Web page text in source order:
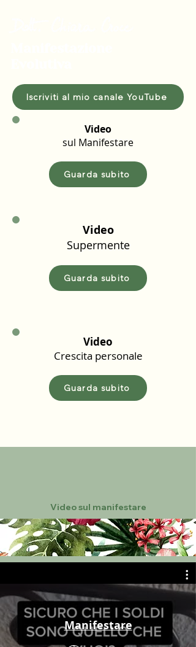
Iscriviti al mio canale YouTube
Video
sul Manifestare
Guarda subito
Video
Supermente
Guarda subito
Video
Crescita personale
Guarda subito
Video sul manifestare
Manifestare